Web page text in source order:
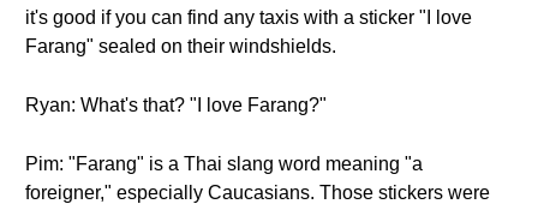
it's good if you can find any taxis with a sticker "I love
Farang" sealed on their windshields.
Ryan: What's that? "I love Farang?"
Pim: "Farang" is a Thai slang word meaning "a
foreigner," especially Caucasians. Those stickers were